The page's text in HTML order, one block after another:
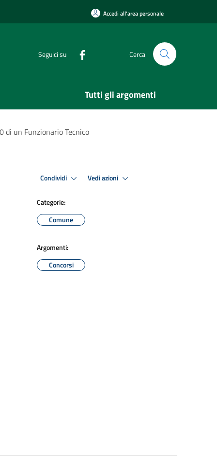
Accedi all'area personale
Seguici su Cerca
Tutti gli argomenti
di un Funzionario Tecnico
Condividi Vedi azioni
Categorie:
Comune
Argomenti:
Concorsi